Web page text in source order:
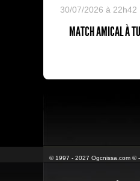
30/07/2026 à 22h42
MATCH AMICAL À
© 1997 - 2027 Ogcnissa.com © -